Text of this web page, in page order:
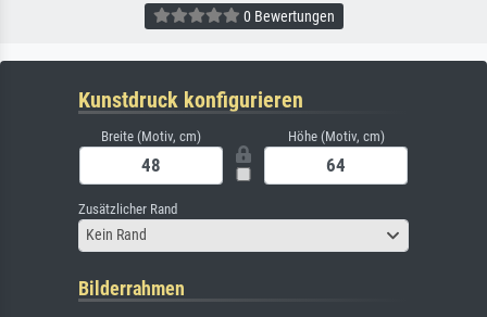
0 Bewertungen
Kunstdruck konfigurieren
Breite (Motiv, cm) Höhe (Motiv, cm)
Zusätzlicher Rand
Kein Rand
Bilderrahmen